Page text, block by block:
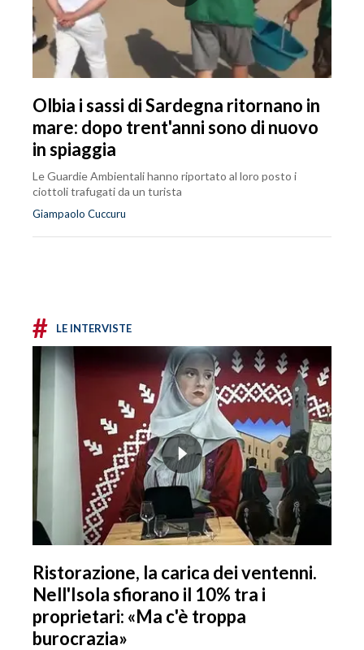
Olbia i sassi di Sardegna ritornano in
mare: dopo trent'anni sono di nuovo
in spiaggia
Le Guardie Ambientali hanno riportato al loro posto i
ciottoli trafugati da un turista
Giampaolo Cuccuru
# LE INTERVISTE
Ristorazione, la carica dei ventenni.
Nell'Isola sfiorano il 10% tra i
proprietari: «Ma c'è troppa
burocrazia»